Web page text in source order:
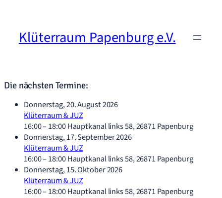
Klüterraum Papenburg e.V.
Die nächsten Termine:
Donnerstag, 20. August 2026
Klüterraum & JUZ
16:00– 18:00Hauptkanal links 58, 26871 Papenburg
Donnerstag, 17. September 2026
Klüterraum & JUZ
16:00– 18:00Hauptkanal links 58, 26871 Papenburg
Donnerstag, 15. Oktober 2026
Klüterraum & JUZ
16:00– 18:00Hauptkanal links 58, 26871 Papenburg